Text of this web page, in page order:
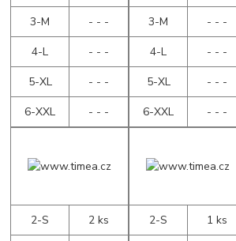
3-M
- - -
4-L
- - -
5-XL
- - -
6-XXL
- - -
3-M
- - -
4-L
- - -
5-XL
- - -
6-XXL
- - -
2-S
2 ks
2-S
1 ks